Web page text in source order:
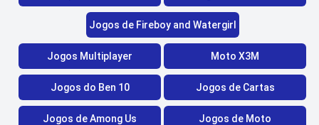
Jogos de Fireboy and Watergirl
Jogos Multiplayer Moto X3M
Jogos do Ben 10 Jogos de Cartas
Jogos de Among Us Jogos de Moto